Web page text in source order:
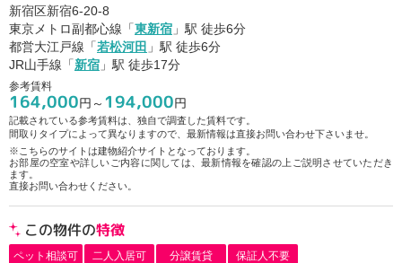
新宿区新宿6-20-8
東京メトロ副都心線「東新宿 」駅 徒歩6分
都営大江戸線「若松河田 」駅 徒歩6分
JR山手線「新宿 」駅 徒歩17分
参考賃料
164,000円～ 194,000円
記載されている参考賃料は、独自で調査した賃料です。
間取りタイプによって異なりますので、最新情報は直接お問い合わせ下さいませ。
※こちらのサイトは建物紹介サイトとなっております。
お部屋の空室や詳しいご内容に関しては、最新情報を確認の上ご説明させていただき
ます。
直接お問い合わせください。
この物件の特徴
ペット相談可 二人入居可 分譲賃貸
保証人不要